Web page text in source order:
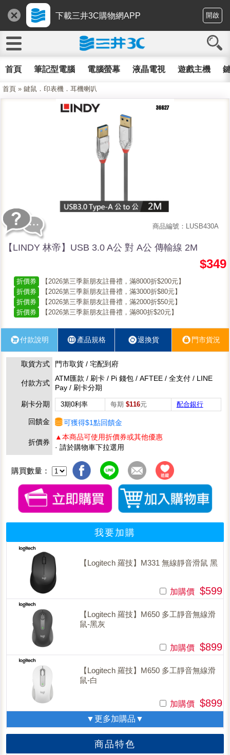
下載三井3C購物網APP 開啟
首頁 筆記型電腦 電腦螢幕 液晶電視 遊戲主機
首頁 » 鍵鼠．印表機．耳機喇叭
商品編號：LUSB430A
【LINDY 林帝】USB 3.0 A公 對 A公 傳輸線 2M
$349
折價券
【2026第三季新朋友註冊禮，滿8000折$200元】
折價券
【2026第三季新朋友註冊禮，滿3000折$80元】
折價券
【2026第三季新朋友註冊禮，滿2000折$50元】
折價券
【2026第三季新朋友註冊禮，滿800折$20元】
付款說明 產品規格 退換貨 門市貨況
取貨方式 門市取貨 / 宅配到府
付款方式
ATM匯款 / 刷卡 / Pi 錢包 / AFTEE / 全支付 / LINE
Pay / 刷卡分期
刷卡分期
3期0利率 每期 $116元 配合銀行
回饋金 可獲得$1點回饋金
折價券
▲本商品可使用折價券或其他優惠
· 請於購物車下拉選用
購買數量：
我要加購
【Logitech 羅技】M331 無線靜音滑鼠 黑
加購價 $599
【Logitech 羅技】M650 多工靜音無線滑
鼠-黑灰
加購價 $899
【Logitech 羅技】M650 多工靜音無線滑
鼠-白
加購價 $899
▼更多加購品▼
商品特色